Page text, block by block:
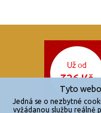
Tyto
Jedná se o nezbytné
vyžádanou službu reálně